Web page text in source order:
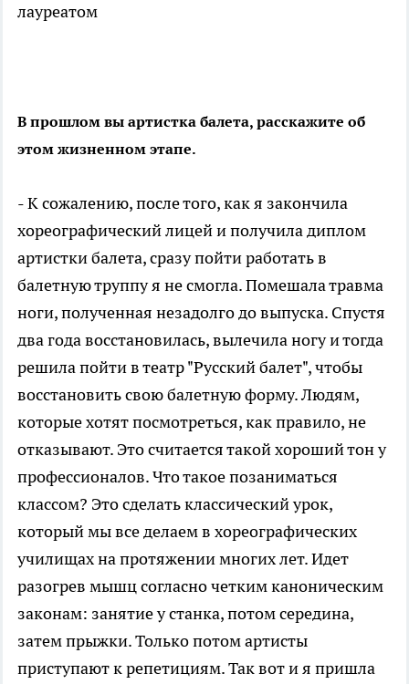
лауреатом
В прошлом вы артистка балета, расскажите об
этом жизненном этапе.
- К сожалению, после того, как я закончила
хореографический лицей и получила диплом
артистки балета, сразу пойти работать в
балетную труппу я не смогла. Помешала травма
ноги, полученная незадолго до выпуска. Спустя
два года восстановилась, вылечила ногу и тогда
решила пойти в театр "Русский балет", чтобы
восстановить свою балетную форму. Людям,
которые хотят посмотреться, как правило, не
отказывают. Это считается такой хороший тон у
профессионалов. Что такое позаниматься
классом? Это сделать классический урок,
который мы все делаем в хореографических
училищах на протяжении многих лет. Идет
разогрев мышц согласно четким каноническим
законам: занятие у станка, потом середина,
затем прыжки. Только потом артисты
приступают к репетициям. Так вот и я пришла